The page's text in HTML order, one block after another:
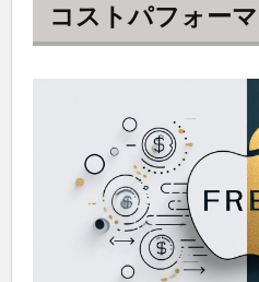
コストパフォー